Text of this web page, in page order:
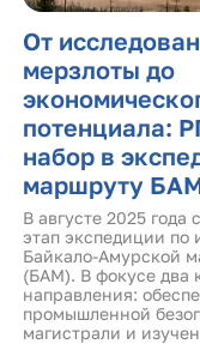
От
мерзлоты до
потенциала:
набор в
маршруту
В августе 2025 года
этап экспедиции по
Байкало-Амурской
(БАМ). В фокусе два
направления:
промышленной
магистрали и